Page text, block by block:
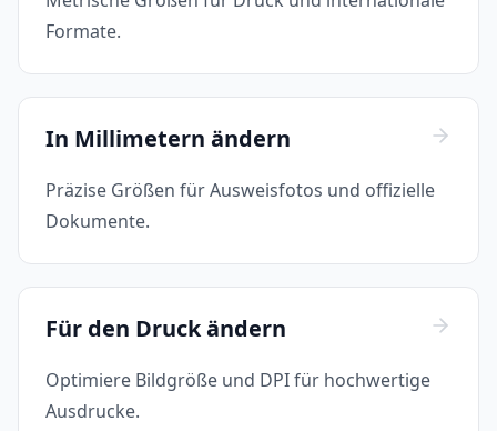
Formate.
In Millimetern ändern
Präzise Größen für Ausweisfotos und offizielle
Dokumente.
Für den Druck ändern
Optimiere Bildgröße und DPI für hochwertige
Ausdrucke.